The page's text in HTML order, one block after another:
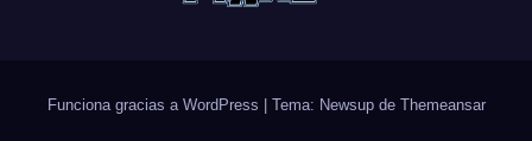
Funciona gracias a WordPress Tema: Newsup de Themeansar